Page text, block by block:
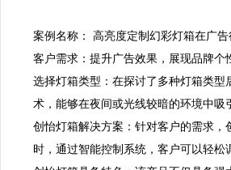
案例名称： 高亮度定制幻彩灯箱在广
客户需求：提升广告效果，展现品牌个
选择灯箱类型：在探讨了多种灯箱类
术，能够在夜间或光线较暗的环境中吸
创怡灯箱解决方案：针对客户的需求
时，通过智能控制系统，客户可以轻